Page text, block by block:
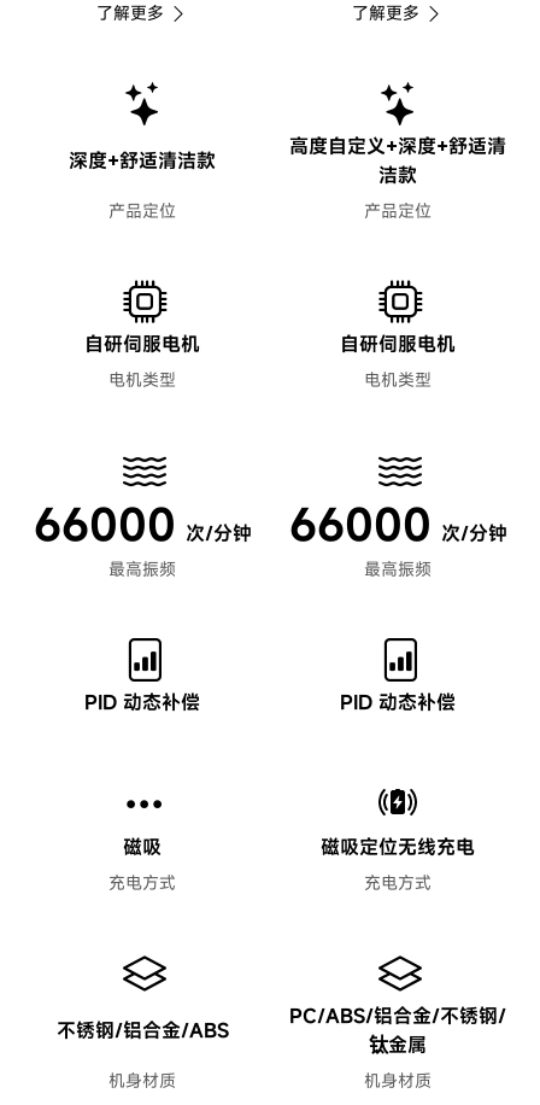
了解更多 了解更多
深度+舒适清洁款
产品定位
高度自定义+深度+舒适清
洁款
产品定位
自研伺服电机
电机类型
自研伺服电机
电机类型
66000 次/分钟
最高振频
66000 次/分钟
最高振频
PID 动态补偿 PID 动态补偿
磁吸
充电方式
磁吸定位无线充电
充电方式
不锈钢/铝合金/ABS
机身材质
PC/ABS/铝合金/不锈钢/
钛金属
机身材质